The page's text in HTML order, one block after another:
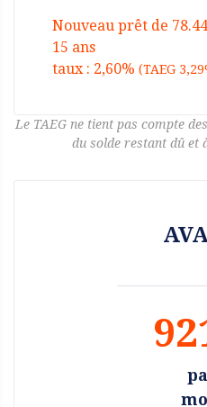
Nouveau prêt de
15 ans
taux : 2,60% (TAEG
Le TAEG ne tient pas compte
du solde restant dû et